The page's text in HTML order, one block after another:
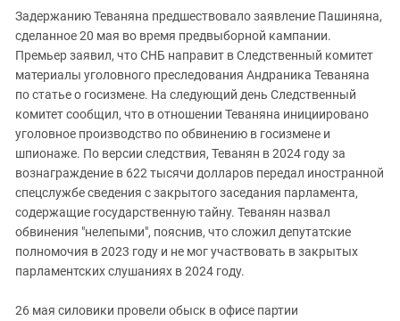
Задержанию Теваняна предшествовало заявление Пашиняна,
сделанное 20 мая во время предвыборной кампании.
Премьер заявил, что СНБ направит в Следственный комитет
материалы уголовного преследования Андраника Теваняна
по статье о госизмене. На следующий день Следственный
комитет сообщил, что в отношении Теваняна инициировано
уголовное производство по обвинению в госизмене и
шпионаже. По версии следствия, Теванян в 2024 году за
вознаграждение в 622 тысячи долларов передал иностранной
спецслужбе сведения с закрытого заседания парламента,
содержащие государственную тайну. Теванян назвал
обвинения "нелепыми", пояснив, что сложил депутатские
полномочия в 2023 году и не мог участвовать в закрытых
парламентских слушаниях в 2024 году.
26 мая силовики провели обыск в офисе партии